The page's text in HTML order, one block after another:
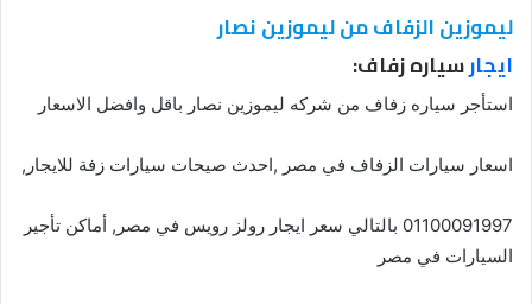
ليموزين الزفاف من ليموزين نصار
ايجارسياره زفاف:
استأجر سياره زفاف من شركه ليموزين نصار باقل وافضل الاسعار
اسعار سيارات الزفاف في مصر ,احدث صيحات سيارات زفة للايجار,
01100091997 بالتالي سعر ايجار رولز رويس في مصر, أماكن تأجير
السيارات في مصر